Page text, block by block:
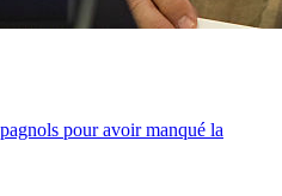
pour avoir manqué la